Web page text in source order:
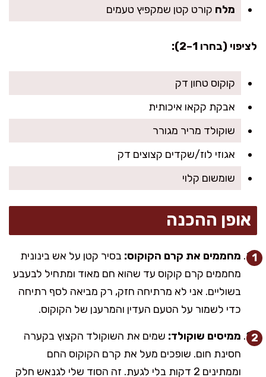
מלח קורט קטן שמקפיץ טעמים
לציפוי (בחרו 1–2):
קוקוס טחון דק
אבקת קקאו איכותית
שוקולד מריר מגורר
אגוזי לוז/שקדים קצוצים דק
שומשום קלוי
אופן ההכנה
מחממים את קרם הקוקוס: בסיר קטן על אש בינונית
מחממים קרם קוקוס עד שהוא חם מאוד ומתחיל לבעבע
בשוליים. אני לא מרתיחה חזק, רק מביאה לסף רתיחה
כדי לשמור על הטעם העדין והמרענן של הקוקוס.
ממיסים שוקולד: שמים את השוקולד הקצוץ בקערה
חסינת חום. שופכים מעל את קרם הקוקוס החם
וממתינים 2 דקות בלי לגעת. זה הסוד שלי לגנאש חלק